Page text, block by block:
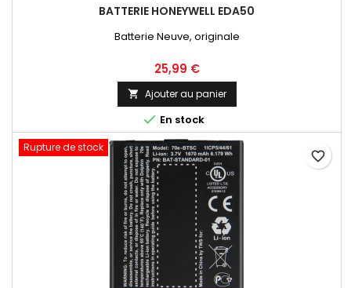
BATTERIE HONEYWELL EDA50
Batterie Neuve, originale
25,99 €
 Ajouter au panier
 En stock
Rupture de stock
favorite_border